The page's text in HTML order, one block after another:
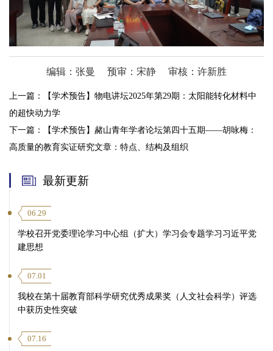
编辑：张曼 预审：宋静 审核：许新胜
上一篇：
【学术预告】物电讲坛2025年第29期：太阳能转化材料中
的超快动力学
下一篇：
【学术预告】赭山青年学者论坛第四十五期——胡咏梅：
高质量的教育实证研究文章：特点、结构及组织
最新更新
06.29
学校召开党委理论学习中心组（扩大）学习会专题学习习近平党
建思想
07.01
我校在第十届教育部科学研究优秀成果奖（人文社会科学）评选
中获历史性突破
07.16